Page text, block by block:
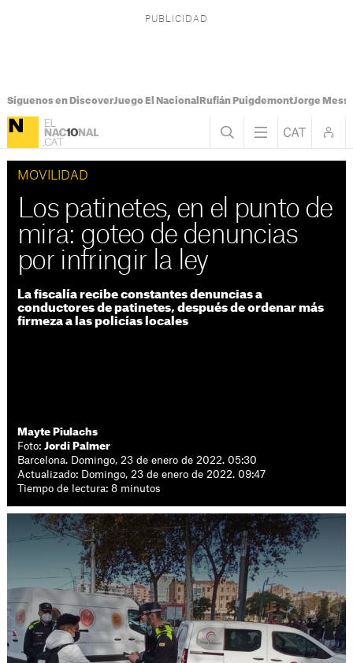
Síguenos en DiscoverJuego El Nacional Rufián PuigdemontJorge Messi
MOVILIDAD
Los patinetes, en el punto de
mira: goteo de denuncias
por infringir la ley
La fiscalía recibe constantes denuncias a
conductores de patinetes, después de ordenar más
firmeza a las policías locales
Mayte Piulachs
Foto:Jordi Palmer
Barcelona. Domingo, 23 de enero de 2022. 05:30
Actualizado: Domingo, 23 de enero de 2022. 09:47
Tiempo de lectura: 8 minutos